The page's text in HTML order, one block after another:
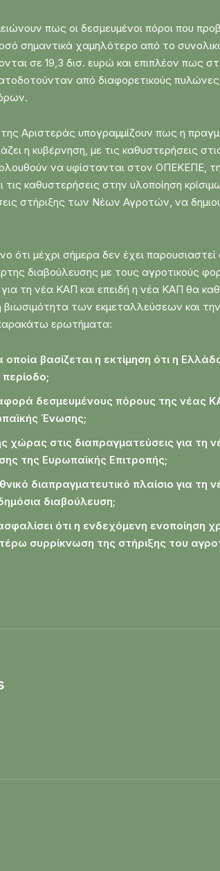
πως οι δεσμευμένοι πόροι που
σημαντικά χαμηλότερο από το
σε 19,3 δισ. ευρώ και επιπλέον
από διαφορετικούς
Αριστεράς υπογραμμίζουν πως η
η κυβέρνηση, με τις καθυστερήσεις
να υφίστανται στον
καθυστερήσεις στην υλοποίηση
στήριξης των Νέων Αγροτών, να
μέχρι σήμερα δεν έχει
διαβούλευσης με τους αγροτικούς
τη νέα ΚΑΠ και επειδή η νέα ΚΑΠ θα
των εκμεταλλεύσεων και
ερωτήματα:
οποία βασίζεται η εκτίμηση ότι η
δεσμευμένους πόρους της νέας
Ένωσης;
χώρας στις διαπραγματεύσεις για τη
της Ευρωπαϊκής Επιτροπής;
διαπραγματευτικό πλαίσιο για τη
διαβούλευση;
ότι η ενδεχόμενη
συρρίκνωση της στήριξης του